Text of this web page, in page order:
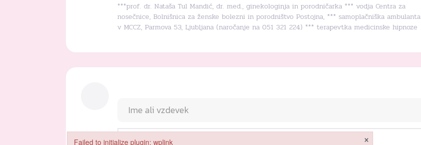
***prof. dr. Nataša Tul Mandić, dr. med., ginekologinja in porodničarka *** vodja Centra za
nosečnice, Bolnišnica za ženske bolezni in porodništvo Postojna, *** samoplačniška ambulanta
v MCCZ, Parmova 53, Ljubljana (naročanje na 051 321 224) *** terapevtka medicinske hipnoze
Failed to initialize plugin: wplink ×